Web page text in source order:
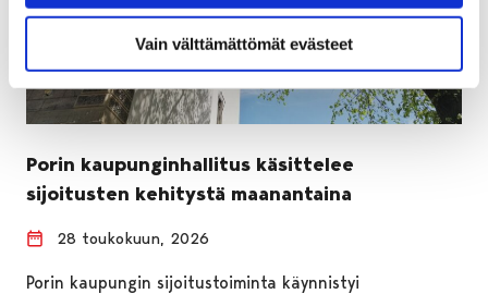
Vain välttämättömät evästeet
Porin kaupunginhallitus käsittelee
sijoitusten kehitystä maanantaina
28 toukokuun, 2026
Porin kaupungin sijoitustoiminta käynnistyi